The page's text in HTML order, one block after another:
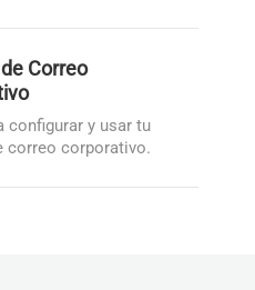
Correo
configurar y usar tu
correo corporativo.